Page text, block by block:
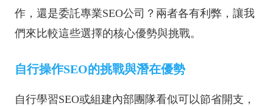
作，還是委託專業SEO公司？兩者各有利弊，讓我
們來比較這些選擇的核心優勢與挑戰。
自行操作SEO的挑戰與潛在優勢
自行學習SEO或組建內部團隊看似可以節省開支，